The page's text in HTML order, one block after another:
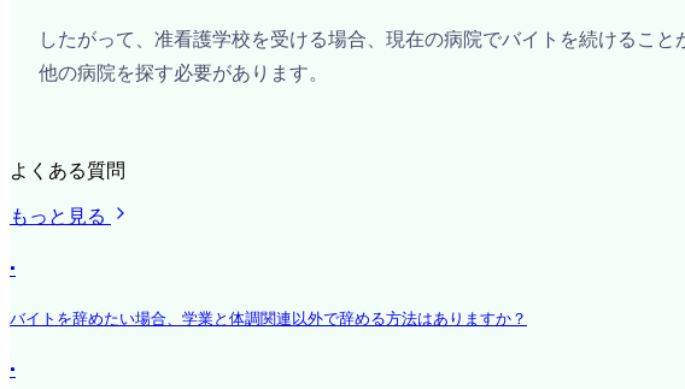
したがって、准看護学校を受ける場合、現在の病院でバイトを続けるこ
他の病院を探す必要があります。
よくある質問
もっと見る
·
バイトを辞めたい場合、学業と体調関連以外で辞める方法はありますか？
·